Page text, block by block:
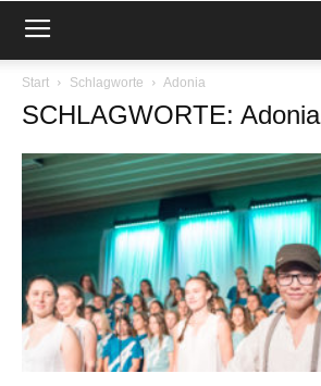
Start Schlagworte Adonia
SCHLAGWORTE: Adonia